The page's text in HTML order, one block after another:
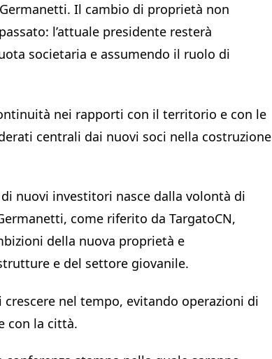
Il cambio di proprietà non
l’attuale presidente resterà
societaria e assumendo il ruolo di
nei rapporti con il territorio e con le
centrali dai nuovi soci nella costruzione
nuovi investitori nasce dalla volontà di
come riferito da TargatoCN,
della nuova proprietà e
e del settore giovanile.
nel tempo, evitando operazioni di
con la città.